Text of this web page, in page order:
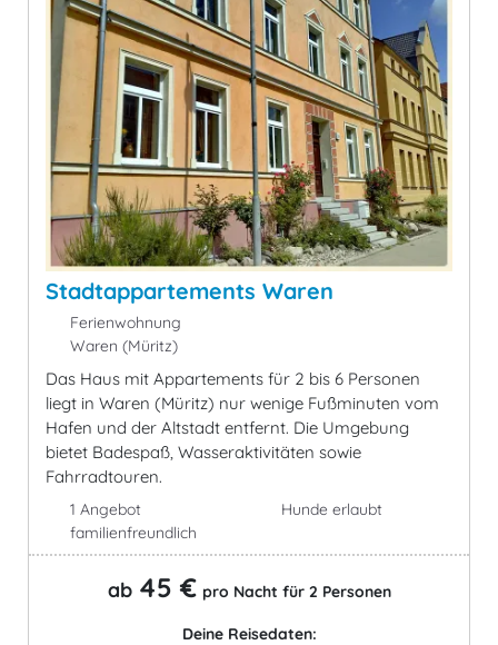
Stadtappartements Waren
Ferienwohnung
Waren (Müritz)
Das Haus mit Appartements für 2 bis 6 Personen
liegt in Waren (Müritz) nur wenige Fußminuten vom
Hafen und der Altstadt entfernt. Die Umgebung
bietet Badespaß, Wasseraktivitäten sowie
Fahrradtouren.
1 Angebot
familienfreundlich
Hunde erlaubt
ab 45 € pro Nacht für 2 Personen
Deine Reisedaten: